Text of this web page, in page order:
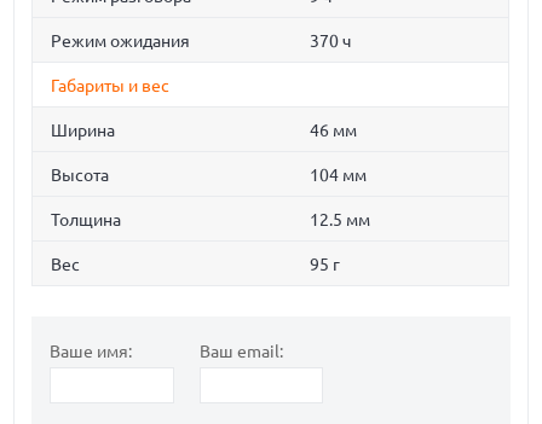
Режим ожидания 370 ч
Габариты и вес
Ширина 46 мм
Высота 104 мм
Толщина 12.5 мм
Вес 95 г
Ваше имя: Ваш email: